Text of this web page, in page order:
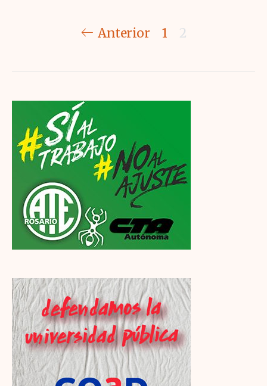
Paginación
Anterior 1 2